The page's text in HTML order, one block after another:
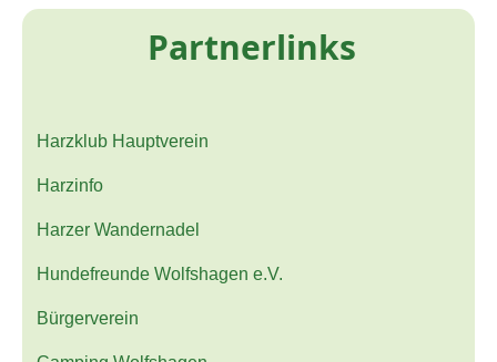
Partnerlinks
Harzklub Hauptverein
Harzinfo
Harzer Wandernadel
Hundefreunde Wolfshagen e.V.
Bürgerverein